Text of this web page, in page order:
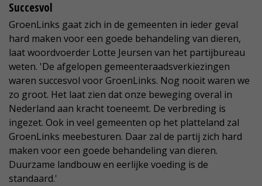
Succesvol
GroenLinks gaat zich in de gemeenten in ieder geval
hard maken voor een goede behandeling van dieren,
laat woordvoerder Lotte Jeursen van het partijbureau
weten. 'De afgelopen gemeenteraadsverkiezingen
waren succesvol voor GroenLinks. Nog nooit waren we
zo groot. Het laat zien dat onze beweging overal in
Nederland aan kracht toeneemt. De verbreding is
ingezet. Ook in veel gemeenten op het platteland zal
GroenLinks meebesturen. Daar zal de partij zich hard
maken voor een goede behandeling van dieren.
Duurzame landbouw en eerlijke voeding is de
standaard.'